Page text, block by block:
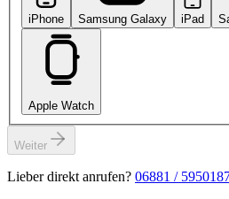
iPhone Samsung Galaxy iPad
Apple Watch
Weiter
Lieber direkt anrufen? 06881 /